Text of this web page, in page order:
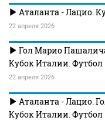
Аталанта - Лацио.
22 апреля 2026
Гол Марио
Кубок Италии. Футбол
22 апреля 2026
Аталанта - Лацио.
Кубок Италии. Футбол